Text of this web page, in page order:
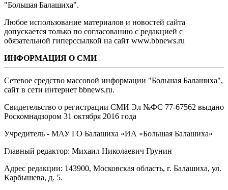
"Большая Балашиха".
Любое использование материалов и новостей сайта
допускается только по согласованию с редакцией с
обязательной гиперссылкой на сайт www.bbnews.ru
ИНФОРМАЦИЯ О СМИ
Сетевое средство массовой информации "Большая Балашиха",
сайт в сети интернет bbnews.ru.
Свидетельство о регистрации СМИ Эл №ФС ‎77-67562 выдано
Роскомнадзором 31 октября 2016 года
Учредитель - МАУ ГО Балашиха «ИА «Большая Балашиха»
Главный редактор: Михаил Николаевич Грунин
Адрес редакции: 143900, Московская область, г. Балашиха, ул.
Карбышева, д. 5.